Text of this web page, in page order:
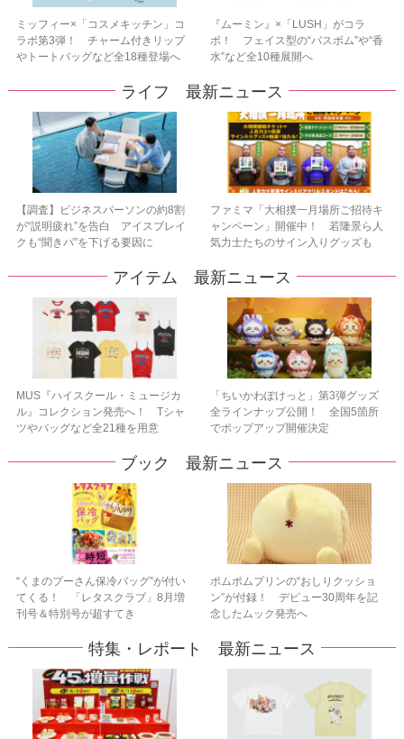
ミッフィー×「コスメキッチン」コ
ラボ第3弾！ チャーム付きリップ
やトートバッグなど全18種登場へ
『ムーミン』×「LUSH」がコラ
ボ！ フェイス型の“バスボム”や“香
水”など全10種展開へ
ライフ 最新ニュース
【調査】ビジネスパーソンの約8割
が“説明疲れ”を告白 アイスブレイ
クも“聞きパ”を下げる要因に
ファミマ「大相撲一月場所ご招待キ
ャンペーン」開催中！ 若隆景ら人
気力士たちのサイン入りグッズも
アイテム 最新ニュース
MUS『ハイスクール・ミュージカ
ル』コレクション発売へ！ Tシャ
ツやバッグなど全21種を用意
「ちいかわぽけっと」第3弾グッズ
全ラインナップ公開！ 全国5箇所
でポップアップ開催決定
ブック 最新ニュース
“くまのプーさん保冷バッグ”が付い
てくる！ 「レタスクラブ」8月増
刊号＆特別号が超すてき
ポムポムプリンの“おしりクッショ
ン”が付録！ デビュー30周年を記
念したムック発売へ
特集・レポート 最新ニュース